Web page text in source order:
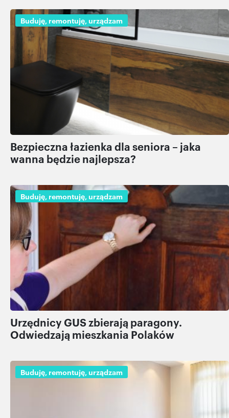
Buduję, remontuję, urządzam
Bezpieczna łazienka dla seniora – jaka
wanna będzie najlepsza?
Buduję, remontuję, urządzam
Urzędnicy GUS zbierają paragony.
Odwiedzają mieszkania Polaków
Buduję, remontuję, urządzam